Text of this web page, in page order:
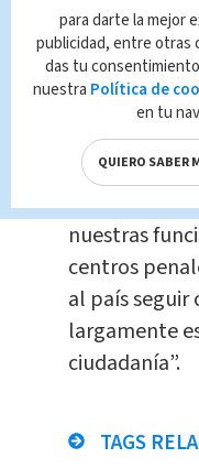
que hemos
ministerio
tecnológica
empresas
telefónicos
afectación
nuestras
centros
al país seguir
largamente
ciudadanía”.
TAGS
para darte la mejor
publicidad, entre otras
das tu
nuestra Política de
en tu
QUIERO SABER